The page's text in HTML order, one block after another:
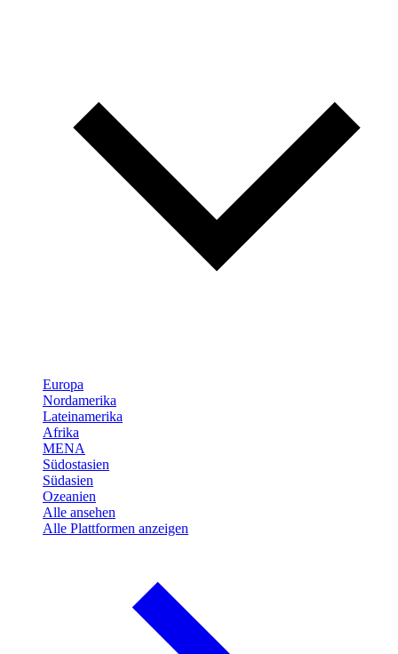
Europa
Nordamerika
Lateinamerika
Afrika
MENA
Südostasien
Südasien
Ozeanien
Alle ansehen
Alle Plattformen anzeigen